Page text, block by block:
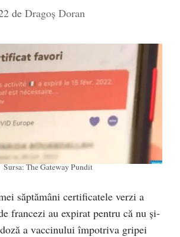
de Dragoș Doran
Sursa: The Gateway Pundit
săptămâni certificatele verzi a
francezi au expirat pentru că nu și-
a vaccinului împotriva gripei